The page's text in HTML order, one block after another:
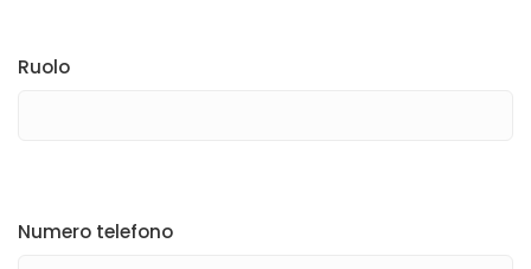
Ruolo
Numero telefono